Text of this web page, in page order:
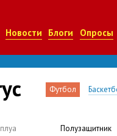
Новости Блоги Опросы
Футбол
Полузащитник